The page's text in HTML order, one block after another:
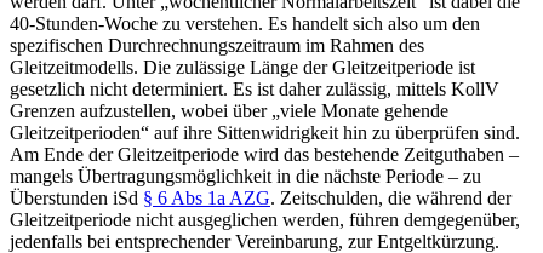
40-Stunden-Woche zu verstehen. Es handelt sich also um den
spezifischen Durchrechnungszeitraum im Rahmen des
Gleitzeitmodells. Die zulässige Länge der Gleitzeitperiode ist
gesetzlich nicht determiniert. Es ist daher zulässig, mittels KollV
Grenzen aufzustellen, wobei über „viele Monate gehende
Gleitzeitperioden“ auf ihre Sittenwidrigkeit hin zu überprüfen sind.
Am Ende der Gleitzeitperiode wird das bestehende Zeitguthaben –
mangels Übertragungsmöglichkeit in die nächste Periode – zu
Überstunden iSd § 6 Abs 1a AZG. Zeitschulden, die während der
Gleitzeitperiode nicht ausgeglichen werden, führen demgegenüber,
jedenfalls bei entsprechender Vereinbarung, zur Entgeltkürzung.